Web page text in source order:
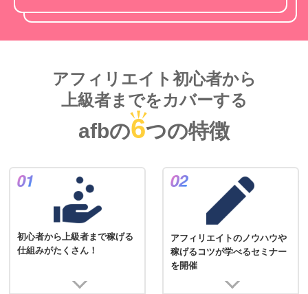
アフィリエイト初心者から
上級者までをカバーする
afbの6つの特徴
初心者から上級者まで稼げる
仕組みがたくさん！
アフィリエイトのノウハウや
稼げるコツが学べるセミナー
を開催